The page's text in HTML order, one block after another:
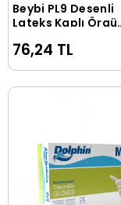
Sepete Ekle
Beybi PL9 Desenli
Lateks Kaplı Örgü
Kırmızı No 9
76,24 TL